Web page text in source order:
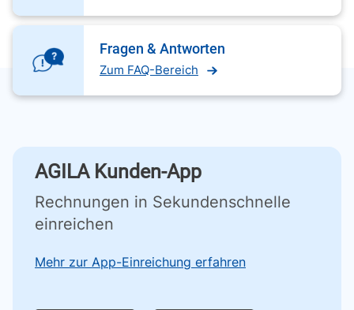
Fragen & Antworten
Zum FAQ-Bereich
AGILA Kunden-App
Rechnungen in Sekundenschnelle
einreichen
Mehr zur App-Einreichung erfahren